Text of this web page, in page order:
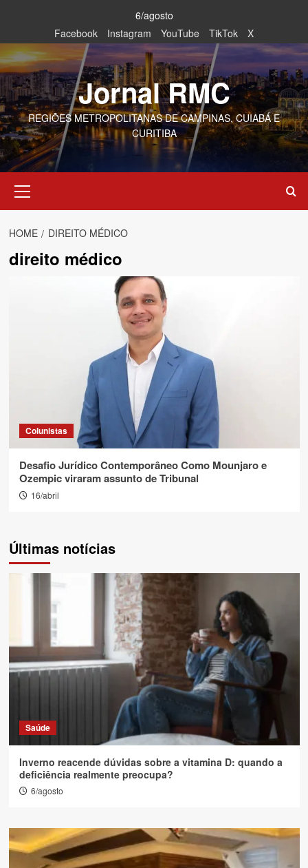
content
6/agosto
Facebook
Instagram YouTube TikTok X
Jornal RMC
REGIÕES METROPOLITANAS DE CAMPINAS, CUIABÁ E
CURITIBA
Menu
HOME DIREITO MÉDICO
direito médico
Colunistas
Desafio Jurídico Contemporâneo Como Mounjaro e
Ozempic viraram assunto de Tribunal
16/abril
Últimas notícias
Saúde
Inverno reacende dúvidas sobre a vitamina D: quando a
deficiência realmente preocupa?
6/agosto